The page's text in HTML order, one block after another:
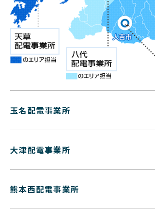
玉名配電事業所
大津配電事業所
熊本西配電事業所